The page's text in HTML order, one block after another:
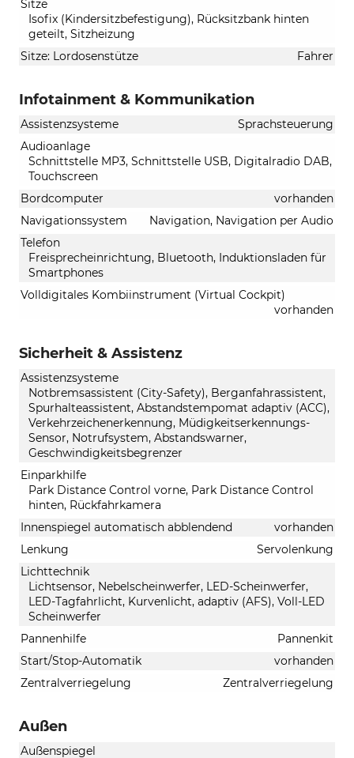
Sitze
Isofix (Kindersitzbefestigung), Rücksitzbank hinten
geteilt, Sitzheizung
Sitze: Lordosenstütze
Fahrer
Infotainment & Kommunikation
Assistenzsysteme
Sprachsteuerung
Audioanlage
Schnittstelle MP3, Schnittstelle USB, Digitalradio DAB,
Touchscreen
Bordcomputer
vorhanden
Navigationssystem
Navigation, Navigation per Audio
Telefon
Freisprecheinrichtung, Bluetooth, Induktionsladen für
Smartphones
Volldigitales Kombiinstrument (Virtual Cockpit)
vorhanden
Sicherheit & Assistenz
Assistenzsysteme
Notbremsassistent (City-Safety), Berganfahrassistent,
Spurhalteassistent, Abstandstempomat adaptiv (ACC),
Verkehrzeichenerkennung, Müdigkeitserkennungs-
Sensor, Notrufsystem, Abstandswarner,
Geschwindigkeitsbegrenzer
Einparkhilfe
Park Distance Control vorne, Park Distance Control
hinten, Rückfahrkamera
Innenspiegel automatisch abblendend
vorhanden
Lenkung
Servolenkung
Lichttechnik
Lichtsensor, Nebelscheinwerfer, LED-Scheinwerfer,
LED-Tagfahrlicht, Kurvenlicht, adaptiv (AFS), Voll-LED
Scheinwerfer
Pannenhilfe
Pannenkit
Start/Stop-Automatik
vorhanden
Zentralverriegelung
Zentralverriegelung
Außen
Außenspiegel